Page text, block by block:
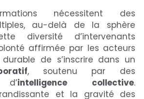
nécessitent des
au-delà de la sphère
diversité d’intervenants
affirmée par les acteurs
, soutenu par des
d’intelligence collective.
et la gravité des